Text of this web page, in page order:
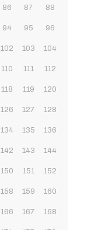
86 87 88
94 95 96
102 103 104
110 111 112
118 119 120
126 127 128
134 135 136
142 143 144
150 151 152
158 159 160
166 167 168